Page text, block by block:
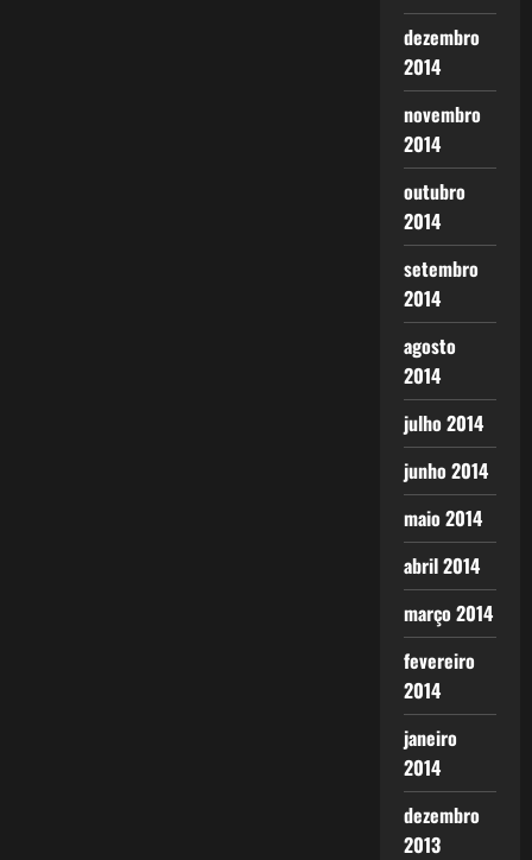
dezembro
2014
novembro
2014
outubro
2014
setembro
2014
agosto
2014
julho 2014
junho 2014
maio 2014
abril 2014
março 2014
fevereiro
2014
janeiro
2014
dezembro
2013